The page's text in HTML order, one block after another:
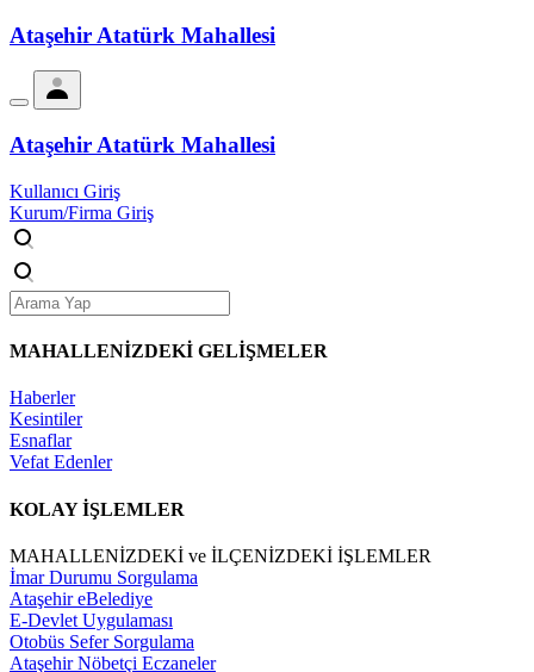
Ataşehir Atatürk Mahallesi
Ataşehir Atatürk Mahallesi
Kullanıcı Giriş
Kurum/Firma Giriş
MAHALLENİZDEKİ GELİŞMELER
Haberler
Kesintiler
Esnaflar
Vefat Edenler
KOLAY İŞLEMLER
MAHALLENİZDEKİ ve İLÇENİZDEKİ İŞLEMLER
İmar Durumu Sorgulama
Ataşehir eBelediye
E-Devlet Uygulaması
Otobüs Sefer Sorgulama
Ataşehir Nöbetçi Eczaneler